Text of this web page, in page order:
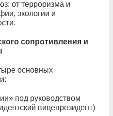
от терроризма и
экологии и
сопротивления и
основных
под руководством
вицепрезидент)